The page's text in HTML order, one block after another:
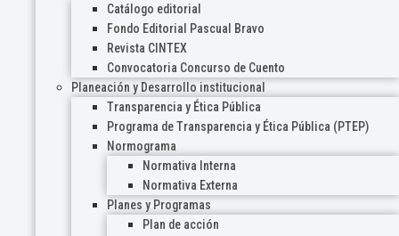
Catálogo editorial
Fondo Editorial Pascual Bravo
Revista CINTEX
Convocatoria Concurso de Cuento
Planeación y Desarrollo institucional
Transparencia y Ética Pública
Programa de Transparencia y Ética Pública (PTEP)
Normograma
Normativa Interna
Normativa Externa
Planes y Programas
Plan de acción